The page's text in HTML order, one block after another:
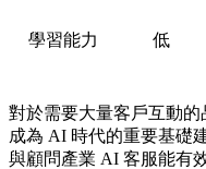
學習能力 低
對於需要大量客戶互動的
成為 AI 時代的重要基礎
與顧問產業 AI 客服能有